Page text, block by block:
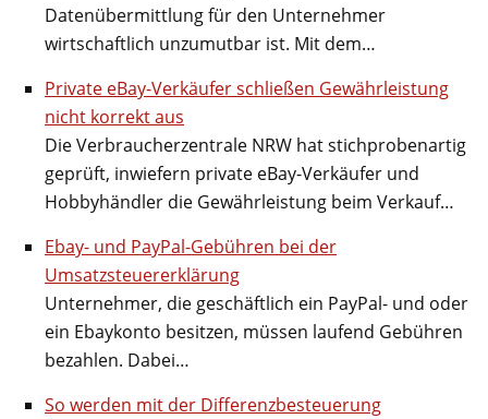
Datenübermittlung für den Unternehmer
wirtschaftlich unzumutbar ist. Mit dem…
Private eBay-Verkäufer schließen Gewährleistung
nicht korrekt aus
Die Verbraucherzentrale NRW hat stichprobenartig
geprüft, inwiefern private eBay-Verkäufer und
Hobbyhändler die Gewährleistung beim Verkauf…
Ebay- und PayPal-Gebühren bei der
Umsatzsteuererklärung
Unternehmer, die geschäftlich ein PayPal- und oder
ein Ebaykonto besitzen, müssen laufend Gebühren
bezahlen. Dabei…
So werden mit der Differenzbesteuerung